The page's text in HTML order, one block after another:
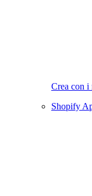
Crea con i
Shopify